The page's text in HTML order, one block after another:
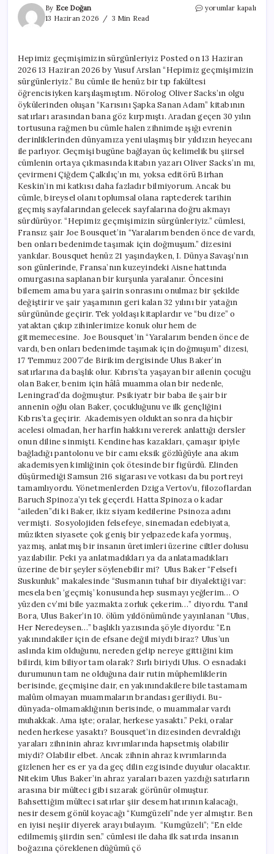
By Ece Doğan
13 Haziran 2026
3 Min Read
Hepimiz
yorumlar kapalı
Hepimiz geçmişimizin sürgünleriyiz Posted on 13 Haziran
2026 13 Haziran 2026 by Yusuf Arslan “Hepimiz geçmişimizin
sürgünleriyiz.” Bu cümle ile henüz bir tıp fakültesi
öğrencisiyken karşılaşmıştım. Nörolog Oliver Sacks’ın olgu
öykülerinden oluşan “Karısını Şapka Sanan Adam” kitabının
satırları arasından bana göz kırpmıştı. Aradan geçen 30 yılın
tortusuna rağmen bu cümle halen zihnimde ışığı evrenin
derinliklerinden dünyamıza yeni ulaşmış bir yıldızın heyecanı
ile parlıyor. Geçmişi bugüne bağlayan üç kelimelik bu şiirsel
cümlenin ortaya çıkmasında kitabın yazarı Oliver Sacks’ın mı,
çevirmeni Çiğdem Çalkılıç’ın mı, yoksa editörü Birhan
Keskin’in mi katkısı daha fazladır bilmiyorum. Ancak bu
cümle, bireysel olanı toplumsal olana raptederek tarihin
geçmiş sayfalarından gelecek sayfalarına doğru akmayı
sürdürüyor. “Hepimiz geçmişimizin sürgünleriyiz.” cümlesi,
Fransız şair Joe Bousquet’in “Yaralarım benden önce de vardı,
ben onları bedenimde taşımak için doğmuşum.” dizesini
yankılar. Bousquet henüz 21 yaşındayken, I. Dünya Savaşı’nın
son günlerinde, Fransa’nın kuzeyindeki Aisne hattında
omurgasına saplanan bir kurşunla yaralanır. Öncesini
bilemem ama bu yara şairin sonrasını onulmaz bir şekilde
değiştirir ve şair yaşamının geri kalan 32 yılını bir yatağın
sürgününde geçirir. Tek yoldaşı kitaplardır ve “bu dize” o
yataktan çıkıp zihinlerimize konuk olur hem de
gitmemecesine. Joe Bousquet’in “Yaralarım benden önce de
vardı, ben onları bedenimde taşımak için doğmuşum” dizesi,
17 Temmuz 2007’de Birikim dergisinde Ulus Baker’in
satırlarına da başlık olur. Kıbrıs’ta yaşayan bir ailenin çocuğu
olan Baker, benim için hâlâ muamma olan bir nedenle,
Leningrad’da doğmuştur. Psikiyatr bir baba ile şair bir
annenin oğlu olan Baker, çocukluğunu ve ilk gençliğini
Kıbrıs’ta geçirir. Akademisyen olduktan sonra da hiçbir
acelesi olmadan, her harfin hakkını vererek anlattığı dersler
onun diline sinmişti. Kendine has kazakları, çamaşır ipiyle
bağladığı pantolonu ve bir camı eksik gözlüğüyle ana akım
akademisyen kimliğinin çok ötesinde bir figürdü. Elinden
düşürmediği Samsun 216 sigarası ve votkası da bu portreyi
tamamlıyordu. Yönetmenlerden Dziga Vertov’u, filozoflardan
Baruch Spinoza’yı tek geçerdi. Hatta Spinoza o kadar
“aileden”di ki Baker, ikiz siyam kedilerine Psinoza adını
vermişti. Sosyolojiden felsefeye, sinemadan edebiyata,
müzikten siyasete çok geniş bir yelpazede kafa yormuş,
yazmış, anlatmış bir insanın üretimleri üzerine ciltler dolusu
yazılabilir. Peki ya anlatmadıkları ya da anlatamadıkları
üzerine de bir şeyler söylenebilir mi? Ulus Baker “Felsefi
Suskunluk” makalesinde “Susmanın tuhaf bir diyalektiği var:
mesela ben ‘geçmiş’ konusunda hep susmayı yeğlerim… O
yüzden cv’mi bile yazmakta zorluk çekerim…” diyordu. Tanıl
Bora, Ulus Baker’in 10. ölüm yıldönümünde yayınlanan “Ulus,
Her Neredeysen…” başlıklı yazısında şöyle diyordu: “En
yakınındakiler için de efsane değil miydi biraz? Ulus’un
aslında kim olduğunu, nereden gelip nereye gittiğini kim
bilirdi, kim biliyor tam olarak? Sırlı biriydi Ulus. O esnadaki
durumunun tam ne olduğuna dair rutin müphemliklerin
berisinde, geçmişine dair, en yakınındakilere bile tastamam
malûm olmayan muammaların brandası geriliydi. Bu-
dünyada-olmamaklığının berisinde, o muammalar vardı
muhakkak. Ama işte; oralar, herkese yasaktı.” Peki, oralar
neden herkese yasaktı? Bousquet’in dizesinden devraldığı
yaraları zihninin ahraz kıvrımlarında hapsetmiş olabilir
miydi? Olabilir elbet. Ancak zihnin ahraz kıvrımlarında
gizlenen her es er ya da geç dilin ezgisinde duyulur olacaktır.
Nitekim Ulus Baker’in ahraz yaraları bazen yazdığı satırların
arasına bir mülteci gibi sızarak görünür olmuştur.
Bahsettiğim mülteci satırlar şiir desem hatırının kalacağı,
nesir desem gönül koyacağı “Kumgüzeli”nde yer almıştır. Ben
en iyisi neşiir diyerek arayı bulayım. “Kumgüzeli”; “En elde
edilmemiş şiirdin sen.” cümlesi ile daha ilk satırda insanın
boğazına çöreklenen düğümü çö